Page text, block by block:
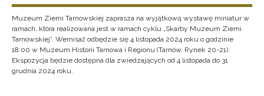
Muzeum Ziemi Tarnowskiej zaprasza na wyjątkową wystawę miniatur w
ramach, która realizowana jest w ramach cyklu „Skarby Muzeum Ziemi
Tarnowskiej”. Wernisaż odbędzie się 4 listopada 2024 roku o godzinie
18:00 w Muzeum Historii Tarnowa i Regionu (Tarnów, Rynek 20-21).
Ekspozycja będzie dostępna dla zwiedzających od 4 listopada do 31
grudnia 2024 roku.